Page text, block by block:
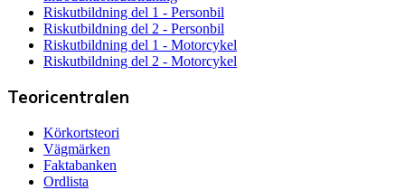
Riskutbildning del 1 - Personbil
Riskutbildning del 2 - Personbil
Riskutbildning del 1 - Motorcykel
Riskutbildning del 2 - Motorcykel
Teoricentralen
Körkortsteori
Vägmärken
Faktabanken
Ordlista